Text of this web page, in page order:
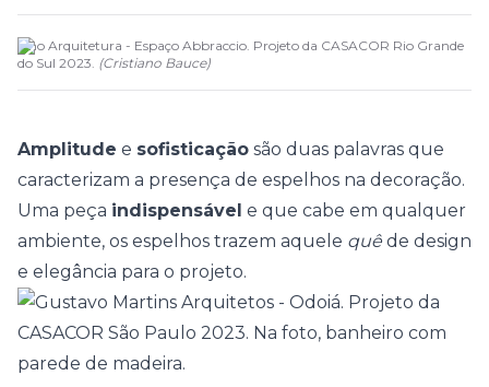
Lino Arquitetura - Espaço Abbraccio. Projeto da CASACOR Rio Grande
do Sul 2023. (Cristiano Bauce)
Amplitude e sofisticação são duas palavras que
caracterizam a presença de espelhos na decoração.
Uma peça indispensável e que cabe em qualquer
ambiente, os espelhos trazem aquele quê de design
e elegância para o projeto.